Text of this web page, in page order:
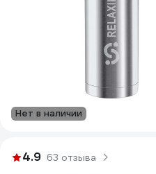
Нет в наличии
4.9 63 отзыва